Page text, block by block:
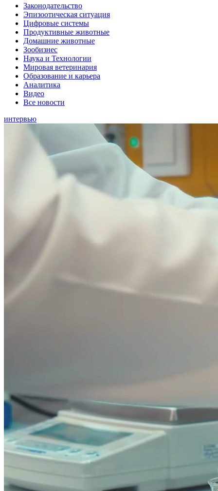
Законодательство
Эпизоотическая ситуация
Цифровые системы
Продуктивные животные
Домашние животные
Зообизнес
Наука и Технологии
Мировая ветеринария
Образование и карьера
Аналитика
Видео
Все новости
интервью